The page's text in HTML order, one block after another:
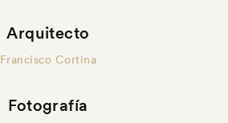
Arquitecto
Francisco Cortina
Fotografía